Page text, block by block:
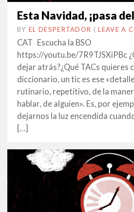
Esta Navidad, ¡pasa
BY EL DESPERTADOR ON
17
•(LEAVE A
CAT Escucha la BSO
https://youtu.be/7R9TJSXiPBc
dejar atrás?¿Qué TACs quieres
diccionario, un tic es ese
rutinario, repetitivo, de la
hablar, de alguien». Es, por
dejarnos la luz encendida
[…]